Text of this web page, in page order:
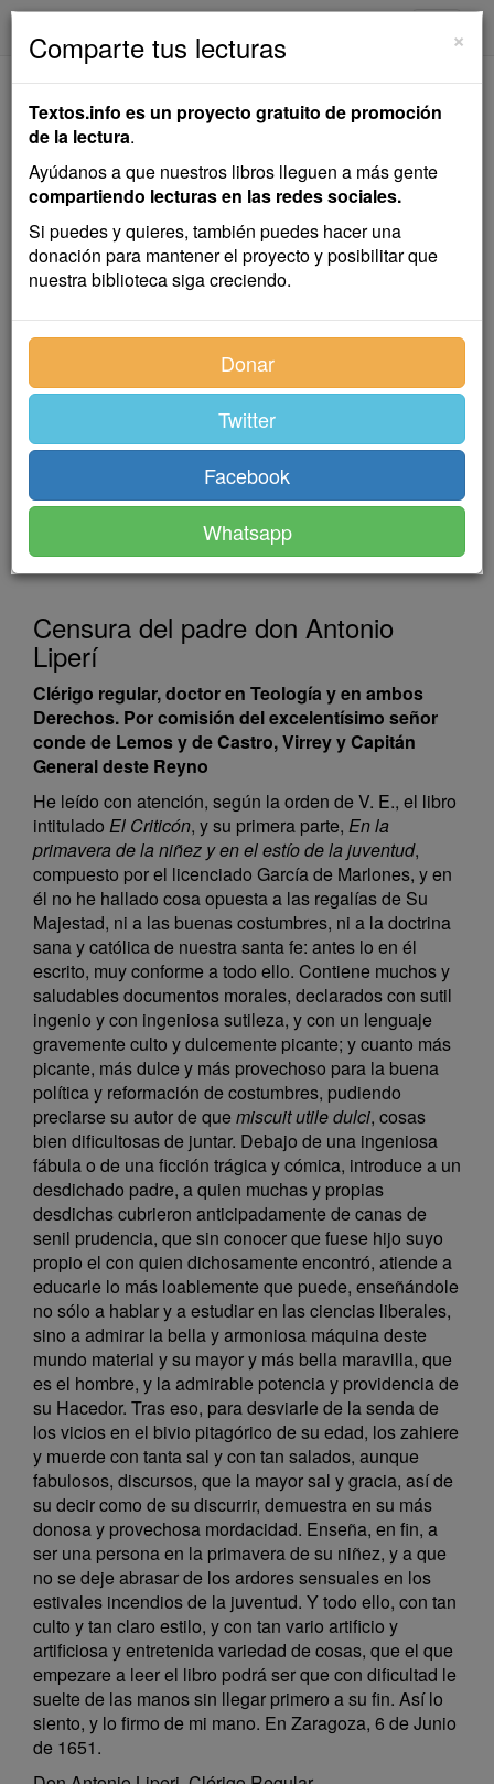
El Criticón
Baltasar Gracián
Novela
Primera parte: En la
primavera de la niñez y en el
estío de la juventud
Censura del padre don Antonio
Liperí
Clérigo regular, doctor en Teología y en ambos
Derechos. Por comisión del excelentísimo señor
conde de Lemos y de Castro, Virrey y Capitán
General deste Reyno
He leído con atención, según la orden de V. E., el libro
intitulado El Criticón, y su primera parte, En la
primavera de la niñez y en el estío de la juventud,
compuesto por el licenciado García de Marlones, y en
él no he hallado cosa opuesta a las regalías de Su
Majestad, ni a las buenas costumbres, ni a la doctrina
sana y católica de nuestra santa fe: antes lo en él
escrito, muy conforme a todo ello. Contiene muchos y
saludables documentos morales, declarados con sutil
ingenio y con ingeniosa sutileza, y con un lenguaje
gravemente culto y dulcemente picante; y cuanto más
picante, más dulce y más provechoso para la buena
política y reformación de costumbres, pudiendo
preciarse su autor de que miscuit utile dulci, cosas
bien dificultosas de juntar. Debajo de una ingeniosa
fábula o de una ficción trágica y cómica, introduce a un
desdichado padre, a quien muchas y propias
desdichas cubrieron anticipadamente de canas de
senil prudencia, que sin conocer que fuese hijo suyo
propio el con quien dichosamente encontró, atiende a
educarle lo más loablemente que puede, enseñándole
no sólo a hablar y a estudiar en las ciencias liberales,
sino a admirar la bella y armoniosa máquina deste
mundo material y su mayor y más bella maravilla, que
es el hombre, y la admirable potencia y providencia de
su Hacedor. Tras eso, para desviarle de la senda de
los vicios en el bivio pitagórico de su edad, los zahiere
y muerde con tanta sal y con tan salados, aunque
fabulosos, discursos, que la mayor sal y gracia, así de
su decir como de su discurrir, demuestra en su más
donosa y provechosa mordacidad. Enseña, en fin, a
ser una persona en la primavera de su niñez, y a que
no se deje abrasar de los ardores sensuales en los
estivales incendios de la juventud. Y todo ello, con tan
culto y tan claro estilo, y con tan vario artificio y
artificiosa y entretenida variedad de cosas, que el que
empezare a leer el libro podrá ser que con dificultad le
suelte de las manos sin llegar primero a su fin. Así lo
siento, y lo firmo de mi mano. En Zaragoza, 6 de Junio
de 1651.
×
Comparte tus lecturas
Textos.info es un proyecto gratuito de promoción
de la lectura.
Ayúdanos a que nuestros libros lleguen a más gente
compartiendo lecturas en las redes sociales.
Si puedes y quieres, también puedes hacer una
donación para mantener el proyecto y posibilitar que
nuestra biblioteca siga creciendo.
Donar
Twitter
Facebook
Whatsapp